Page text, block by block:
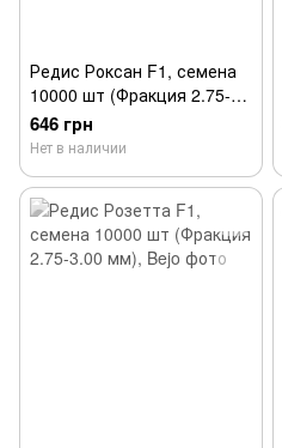
Редис Роксан F1, семена
10000 шт (Фракция 2.75-
3.00 мм), Bejo
646 грн
Нет в наличии